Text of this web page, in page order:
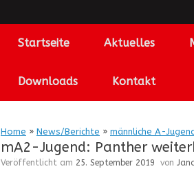
Startseite Aktuelles
Downloads Kontakt
Home » News/Berichte » männliche A-
mA2-Jugend: Panther
Veröffentlicht am 25. September 2019 von